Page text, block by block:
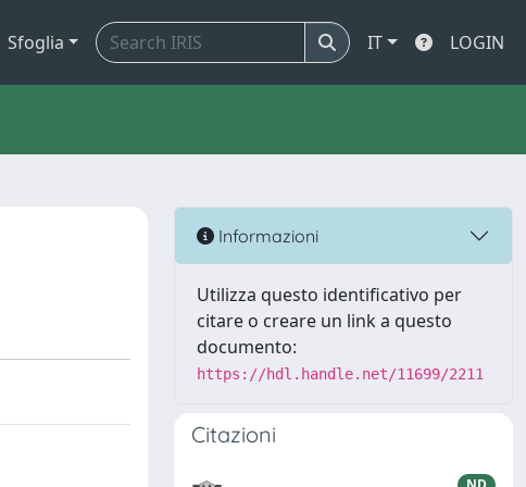
Sfoglia IT LOGIN
Informazioni
Utilizza questo identificativo per
citare o creare un link a questo
documento:
https://hdl.handle.net/11699/2211
Citazioni